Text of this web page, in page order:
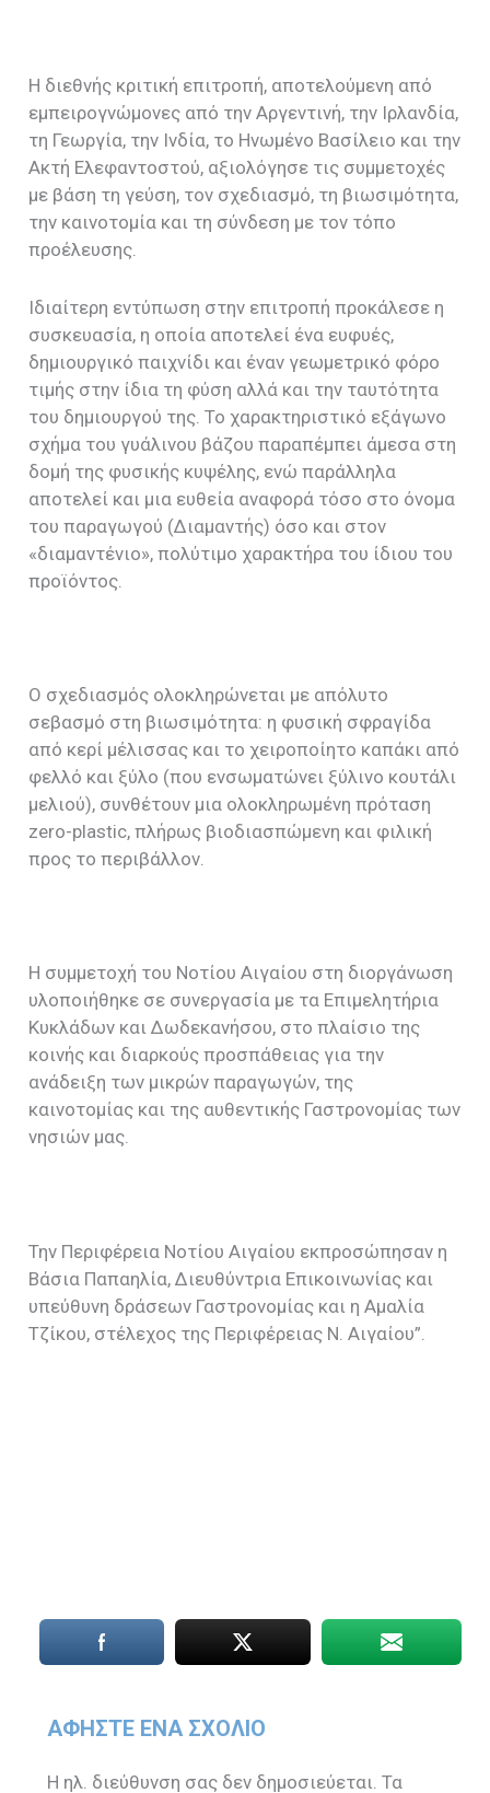
Η διεθνής κριτική επιτροπή, αποτελούμενη από
εμπειρογνώμονες από την Αργεντινή, την Ιρλανδία,
τη Γεωργία, την Ινδία, το Ηνωμένο Βασίλειο και την
Ακτή Ελεφαντοστού, αξιολόγησε τις συμμετοχές
με βάση τη γεύση, τον σχεδιασμό, τη βιωσιμότητα,
την καινοτομία και τη σύνδεση με τον τόπο
προέλευσης.
Ιδιαίτερη εντύπωση στην επιτροπή προκάλεσε η
συσκευασία, η οποία αποτελεί ένα ευφυές,
δημιουργικό παιχνίδι και έναν γεωμετρικό φόρο
τιμής στην ίδια τη φύση αλλά και την ταυτότητα
του δημιουργού της. Το χαρακτηριστικό εξάγωνο
σχήμα του γυάλινου βάζου παραπέμπει άμεσα στη
δομή της φυσικής κυψέλης, ενώ παράλληλα
αποτελεί και μια ευθεία αναφορά τόσο στο όνομα
του παραγωγού (Διαμαντής) όσο και στον
«διαμαντένιο», πολύτιμο χαρακτήρα του ίδιου του
προϊόντος.
Ο σχεδιασμός ολοκληρώνεται με απόλυτο
σεβασμό στη βιωσιμότητα: η φυσική σφραγίδα
από κερί μέλισσας και το χειροποίητο καπάκι από
φελλό και ξύλο (που ενσωματώνει ξύλινο κουτάλι
μελιού), συνθέτουν μια ολοκληρωμένη πρόταση
zero-plastic, πλήρως βιοδιασπώμενη και φιλική
προς το περιβάλλον.
Η συμμετοχή του Νοτίου Αιγαίου στη διοργάνωση
υλοποιήθηκε σε συνεργασία με τα Επιμελητήρια
Κυκλάδων και Δωδεκανήσου, στο πλαίσιο της
κοινής και διαρκούς προσπάθειας για την
ανάδειξη των μικρών παραγωγών, της
καινοτομίας και της αυθεντικής Γαστρονομίας των
νησιών μας.
Την Περιφέρεια Νοτίου Αιγαίου εκπροσώπησαν η
Βάσια Παπαηλία, Διευθύντρια Επικοινωνίας και
υπεύθυνη δράσεων Γαστρονομίας και η Αμαλία
Τζίκου, στέλεχος της Περιφέρειας Ν. Αιγαίου”.
ΑΦΉΣΤΕ ΈΝΑ ΣΧΌΛΙΟ
Η ηλ. διεύθυνση σας δεν δημοσιεύεται. Τα